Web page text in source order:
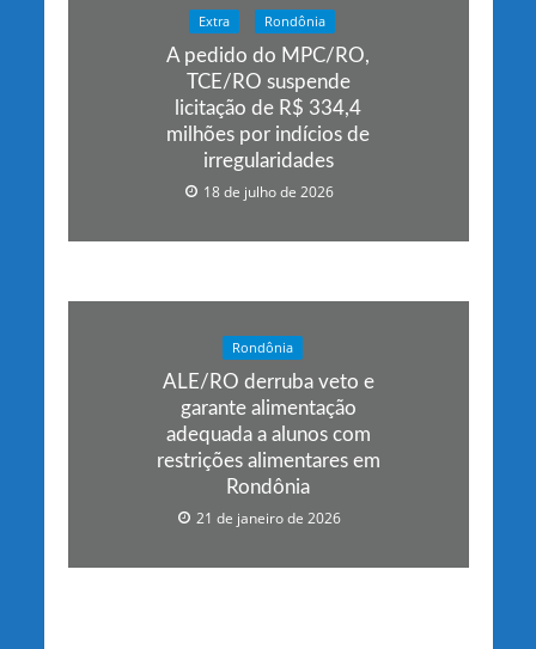
Extra Rondônia
A pedido do MPC/RO,
TCE/RO suspende
licitação de R$ 334,4
milhões por indícios de
irregularidades
18 de julho de 2026
Rondônia
ALE/RO derruba veto e
garante alimentação
adequada a alunos com
restrições alimentares em
Rondônia
21 de janeiro de 2026